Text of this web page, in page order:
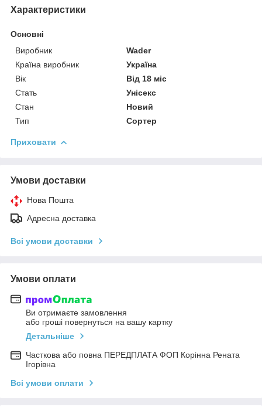
Характеристики
Основні
Виробник
Wader
Країна виробник
Україна
Вік
Від 18 міс
Стать
Унісекс
Стан
Новий
Тип
Сортер
Приховати
Умови доставки
Нова Пошта
Адресна доставка
Всі умови доставки
Умови оплати
Ви отримаєте замовлення
або гроші повернуться на вашу картку
Детальніше
Часткова або повна ПЕРЕДПЛАТА ФОП Корінна Рената
Ігорівна
Всі умови оплати